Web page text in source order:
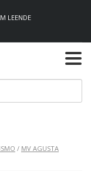
LEENDE
/ MV AGUSTA